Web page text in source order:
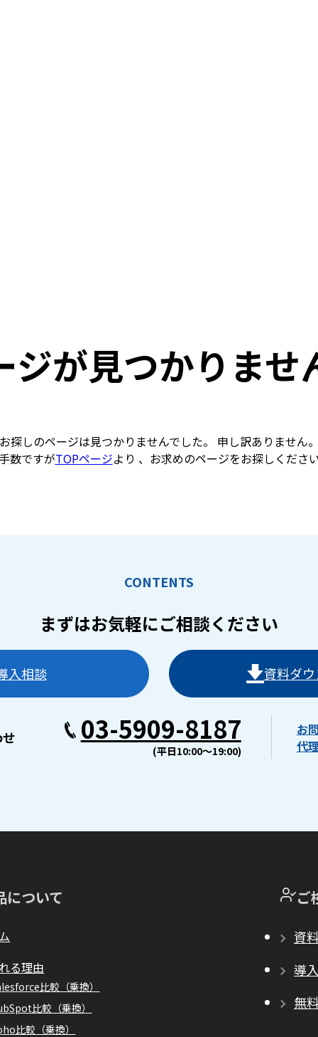
ジが見つかりませ
探しのページは見つかりませんでした。 申し訳ありません。
数ですがTOPページより 、お求めのページをお探しください
CONTENTS
まずはお気軽にご相談ください
入相談 資料ダ
03-5909-8187
(平日10:00〜19:00)
お
代
について
る理由
比較（乗換）
比較（乗換）
比較（乗換）
ご
資
導
無